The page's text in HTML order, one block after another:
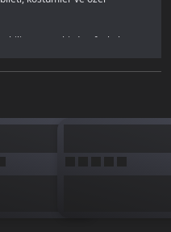
üstüne birden fazla kostüm
kaçırmamanı sağlar. Esneklik
Resurgence Premium Credits